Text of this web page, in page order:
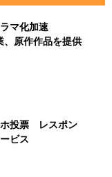
マ化加速
原作作品を提供
ホ投票 レスポン
ビス